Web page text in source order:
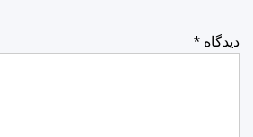
دیدگاه *